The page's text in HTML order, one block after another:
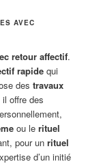
AVEC
retour affectif.
rapide qui
destravaux
il offre des
ou lerituel
pour unrituel
d’un initié